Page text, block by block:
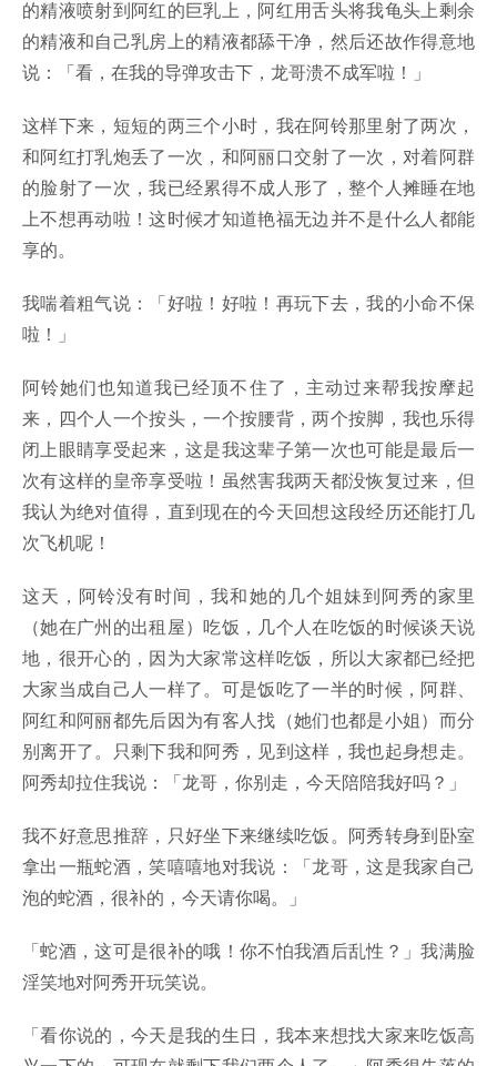
的精液喷射到阿红的巨乳上，阿红用舌头将我龟头上剩余
的精液和自己乳房上的精液都舔干净，然后还故作得意地
说：「看，在我的导弹攻击下，龙哥溃不成军啦！」
这样下来，短短的两三个小时，我在阿铃那里射了两次，
和阿红打乳炮丢了一次，和阿丽口交射了一次，对着阿群
的脸射了一次，我已经累得不成人形了，整个人摊睡在地
上不想再动啦！这时候才知道艳福无边并不是什么人都能
享的。
我喘着粗气说：「好啦！好啦！再玩下去，我的小命不保
啦！」
阿铃她们也知道我已经顶不住了，主动过来帮我按摩起
来，四个人一个按头，一个按腰背，两个按脚，我也乐得
闭上眼睛享受起来，这是我这辈子第一次也可能是最后一
次有这样的皇帝享受啦！虽然害我两天都没恢复过来，但
我认为绝对值得，直到现在的今天回想这段经历还能打几
次飞机呢！
这天，阿铃没有时间，我和她的几个姐妹到阿秀的家里
（她在广州的出租屋）吃饭，几个人在吃饭的时候谈天说
地，很开心的，因为大家常这样吃饭，所以大家都已经把
大家当成自己人一样了。可是饭吃了一半的时候，阿群、
阿红和阿丽都先后因为有客人找（她们也都是小姐）而分
别离开了。只剩下我和阿秀，见到这样，我也起身想走。
阿秀却拉住我说：「龙哥，你别走，今天陪陪我好吗？」
我不好意思推辞，只好坐下来继续吃饭。阿秀转身到卧室
拿出一瓶蛇酒，笑嘻嘻地对我说：「龙哥，这是我家自己
泡的蛇酒，很补的，今天请你喝。」
「蛇酒，这可是很补的哦！你不怕我酒后乱性？」我满脸
淫笑地对阿秀开玩笑说。
「看你说的，今天是我的生日，我本来想找大家来吃饭高